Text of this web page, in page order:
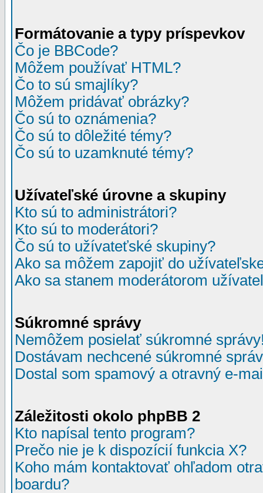
Formátovanie a typy príspevkov
Čo je BBCode?
Môžem používať HTML?
Čo to sú smajlíky?
Môžem pridávať obrázky?
Čo sú to oznámenia?
Čo sú to dôležité témy?
Čo sú to uzamknuté témy?
Užívateľské úrovne a skupiny
Kto sú to administrátori?
Kto sú to moderátori?
Čo sú to užívateťské skupiny?
Ako sa môžem zapojiť do
Ako sa stanem moderátorom
Súkromné správy
Nemôžem posielať súkromné
Dostávam nechcené súkromné
Dostal som spamový a otravný e-
Záležitosti okolo phpBB 2
Kto napísal tento program?
Prečo nie je k dispozícií funkcia X?
Koho mám kontaktovať ohľadom
boardu?